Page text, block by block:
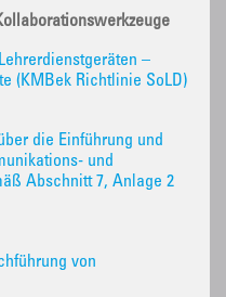
–
(KMBek Richtlinie SoLD)
die Einführung und
und
Abschnitt 7, Anlage 2
von